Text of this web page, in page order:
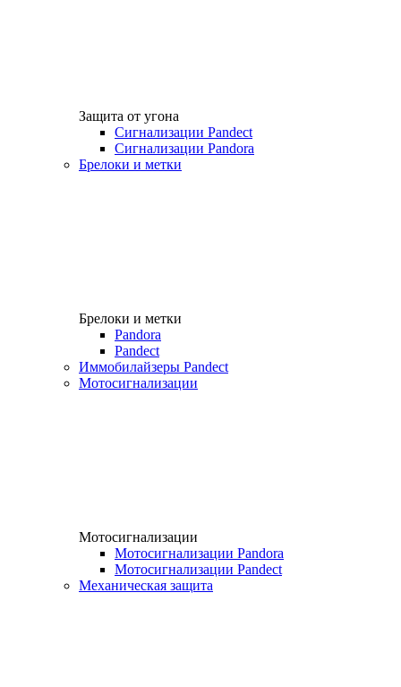
Защита от угона
Сигнализации Pandect
Сигнализации Pandora
Брелоки и метки
Брелоки и метки
Pandora
Pandect
Иммобилайзеры Pandect
Мотосигнализации
Мотосигнализации
Мотосигнализации Pandora
Мотосигнализации Pandect
Механическая защита